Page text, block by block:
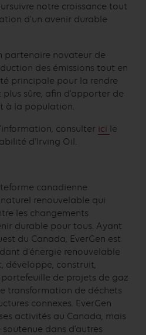
notre croissance tout
d’un avenir durable
partenaire novateur de
des émissions tout en
principale pour la rendre
sûre, afin d’apporter de
à la population.
consulter ici le
d’Irving Oil.
canadienne
renouvelable qui
les changements
durable pour tous. Ayant
du Canada, EverGen est
d’énergie renouvelable
développe, construit,
de projets de gaz
transformation de déchets
connexes. EverGen
activités au Canada, mais
dans d’autres